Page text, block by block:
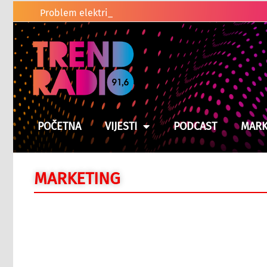
Problem električnih romobila u BiH: Nesreća je
POČETNA VIJESTI PODCAST
MARKETING